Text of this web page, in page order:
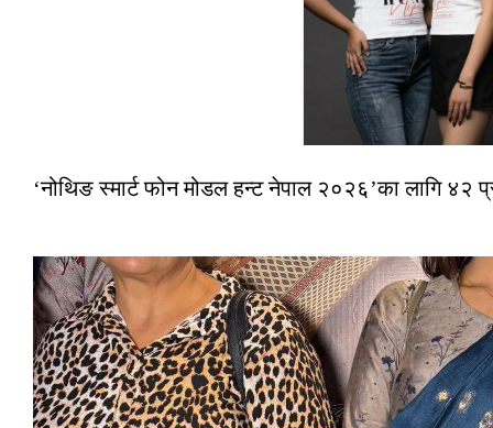
‘नोथिङ स्मार्ट फोन मोडल हन्ट नेपाल २०२६’का लागि ४२